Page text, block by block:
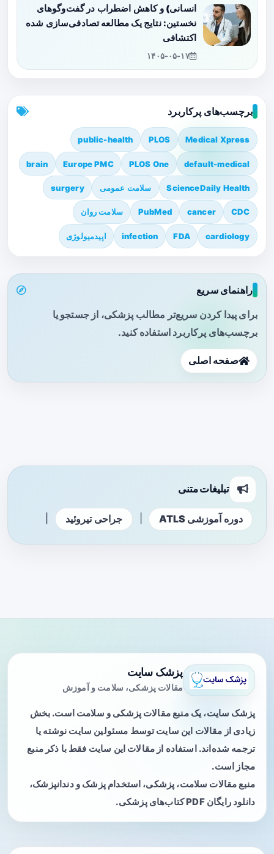
انسانی) و کاهش اضطراب در گفت‌وگوهای
نخستین: نتایج یک مطالعه تصادفی‌سازی شده
اکتشافی
۱۴۰۵-۰۵-۱۷
برچسب‌های پرکاربرد
Medical Xpress
PLOS
public-health
default-medical
PLOS One
Europe PMC
brain
ScienceDaily Health سلامت عمومی surgery
CDC
cancer
PubMed سلامت روان
cardiology
FDA
infection اپیدمیولوژی
راهنمای سریع
برای پیدا کردن سریع‌تر مطالب پزشکی، از جستجو یا
برچسب‌های پرکاربرد استفاده کنید.
صفحه اصلی
تبلیغات متنی
دوره آموزشی ATLS جراحی تیروئید
پزشک سایت
مقالات پزشکی، سلامت و آموزش
پزشک سایت، یک منبع مقالات پزشکی و سلامت است. بخش
زیادی از مقالات این سایت توسط مسئولین سایت نوشته یا
ترجمه شده‌اند. استفاده از مقالات این سایت فقط با ذکر منبع
مجاز است.
منبع مقالات سلامت، پزشکی، استخدام پزشک و دندانپزشک،
دانلود رایگان PDF کتاب‌های پزشکی.